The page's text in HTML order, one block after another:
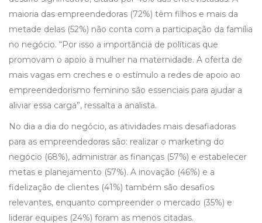
maioria das empreendedoras (72%) têm filhos e mais da
metade delas (52%) não conta com a participação da família
no negócio. “Por isso a importância de políticas que
promovam o apoio à mulher na maternidade. A oferta de
mais vagas em creches e o estímulo a redes de apoio ao
empreendedorismo feminino são essenciais para ajudar a
aliviar essa carga”, ressalta a analista.
No dia a dia do negócio, as atividades mais desafiadoras
para as empreendedoras são: realizar o marketing do
negócio (68%), administrar as finanças (57%) e estabelecer
metas e planejamento (57%). A inovação (46%) e a
fidelização de clientes (41%) também são desafios
relevantes, enquanto compreender o mercado (35%) e
liderar equipes (24%) foram as menos citadas.